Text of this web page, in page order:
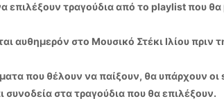
επιλέξουν τραγούδια από το playlist που
αυθημερόν στο Μουσικό Στέκι Ιλίου πριν
που θέλουν να παίξουν, θα υπάρχουν οι
συνοδεία στα τραγούδια που θα επιλέξουν.